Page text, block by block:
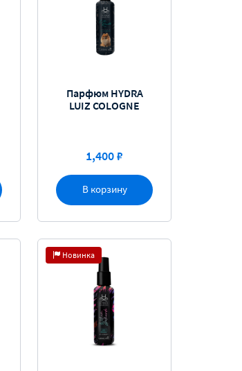
В корзину
Парфюм HYDRA
LUIZ COLOGNE
1,400 ₽
Новинка